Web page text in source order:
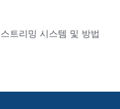
트리밍 시스템 및 방법